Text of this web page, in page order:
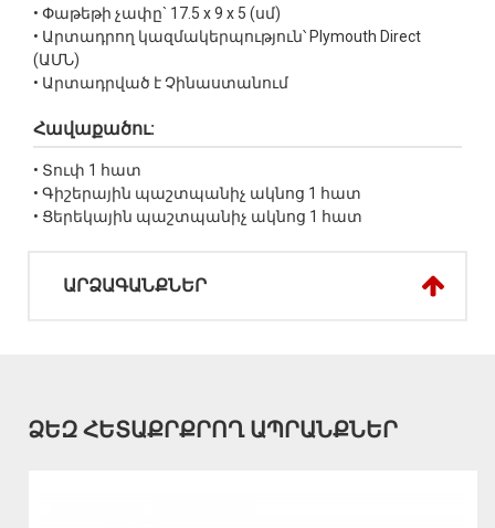
• Փաթեթի չափը` 17.5 x 9 x 5 (սմ)
• Արտադրող կազմակերպություն՝ Plymouth Direct
(ԱՄՆ)
• Արտադրված է Չինաստանում
Հավաքածու:
• Տուփ 1 հատ
• Գիշերային պաշտպանիչ ակնոց 1 հատ
• Ցերեկային պաշտպանիչ ակնոց 1 հատ
ԱՐՁԱԳԱՆՔՆԵՐ
ՁԵԶ ՀԵՏԱՔՐՔՐՈՂ ԱՊՐԱՆՔՆԵՐ